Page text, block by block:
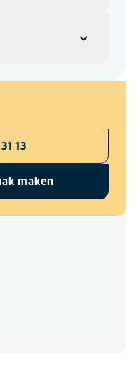
13
maken